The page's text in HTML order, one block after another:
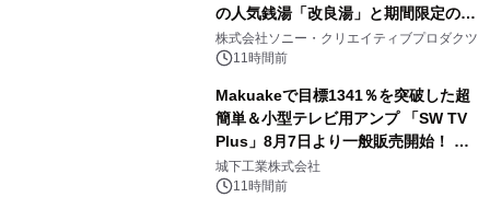
の人気銭湯「改良湯」と期間限定のコ
ラボレーション サウナイキタイコラ
ボグッズも発売決定！
株式会社ソニー・クリエイティブプロダクツ
11時間前
Makuakeで目標1341％を突破した超
簡単＆小型テレビ用アンプ 「SW TV
Plus」8月7日より一般販売開始！ ケ
ーブル1本つなぐだけ、テレビの音が
ぐっと豊かに
城下工業株式会社
11時間前